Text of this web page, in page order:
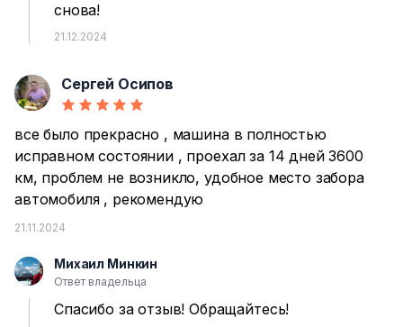
снова!
21.12.2024
С Сергей Осипов
все было прекрасно , машина в полностью
исправном состоянии , проехал за 14 дней 3600
км, проблем не возникло, удобное место забора
автомобиля , рекомендую
21.11.2024
М Михаил Минкин
Ответ владельца
Спасибо за отзыв! Обращайтесь!